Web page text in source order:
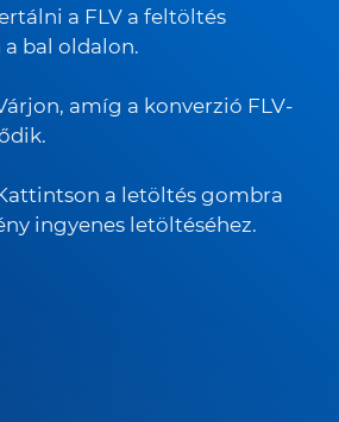
a FLV a feltöltés
bal oldalon.
amíg a konverzió FLV-
a letöltés gombra
ingyenes letöltéséhez.